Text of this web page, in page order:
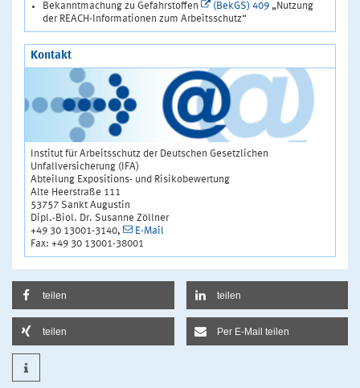
Bekanntmachung zu Gefahrstoffen
(BekGS) 409 „Nutzung
der REACH-Informationen zum Arbeitsschutz“
Kontakt
Institut für Arbeitsschutz der Deutschen Gesetzlichen
Unfallversicherung (IFA)
Abteilung Expositions- und Risikobewertung
Alte Heerstraße 111
53757 Sankt Augustin
Dipl.-Biol. Dr. Susanne Zöllner
+49 30 13001-3140,
E-Mail
Fax: +49 30 13001-38001
teilen teilen
teilen Per E-Mail teilen